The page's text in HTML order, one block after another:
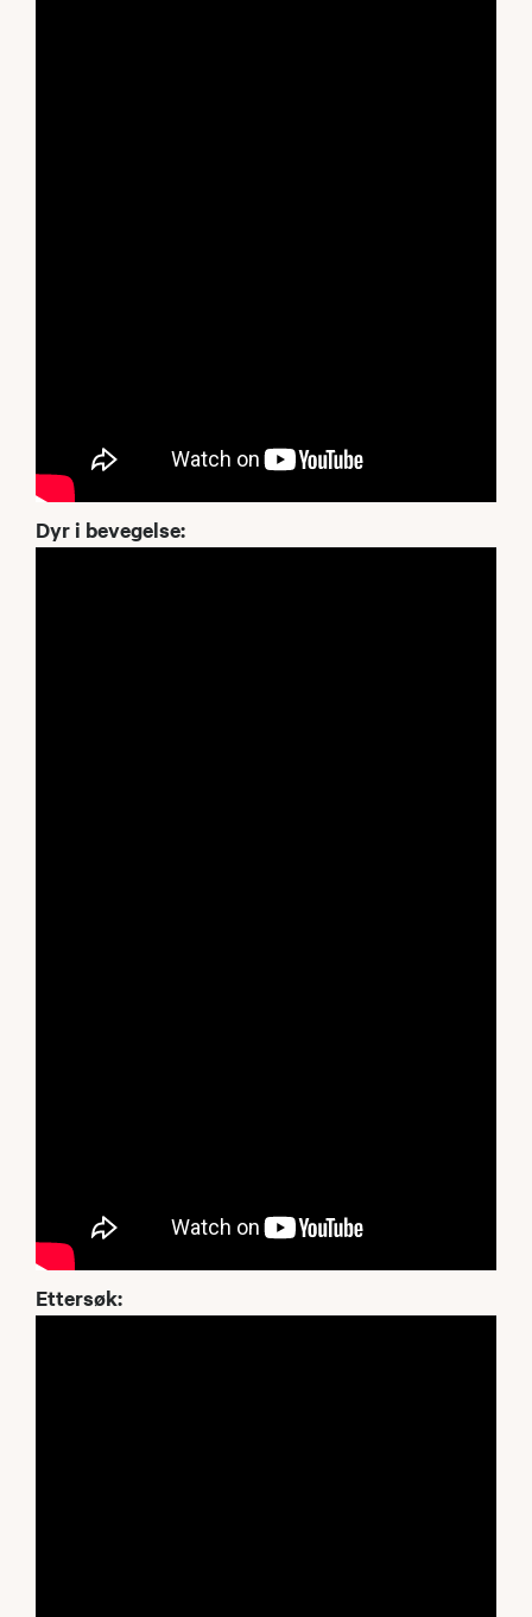
Dyr i bevegelse:
Ettersøk: